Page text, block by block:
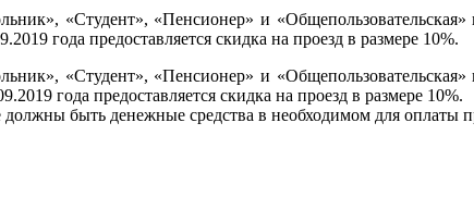
«Студент», «Пенсионер» и
года предоставляется скидка на проезд в размере 10%.
«Студент», «Пенсионер» и
года предоставляется скидка на проезд в размере 10%.
быть денежные средства в необходимом для оплаты